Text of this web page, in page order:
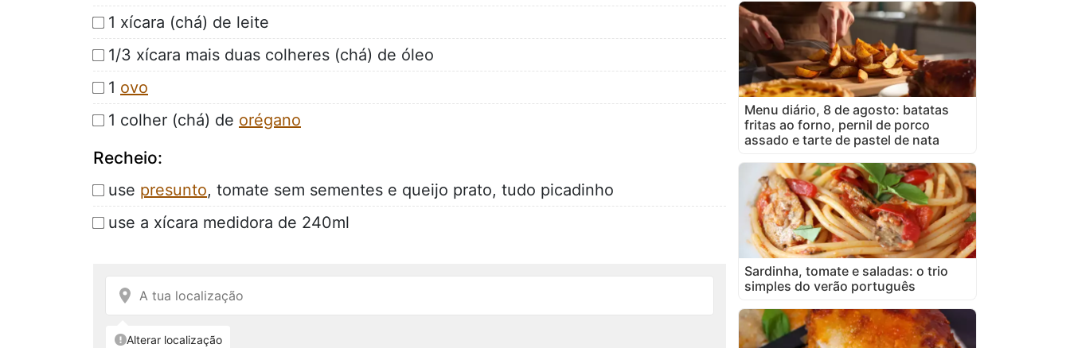
1 xícara (chá) de leite
1/3 xícara mais duas colheres (chá) de óleo
1 ovo
1 colher (chá) de orégano
Recheio:
use presunto, tomate sem sementes e queijo prato, tudo picadinho
use a xícara medidora de 240ml
Menu diário, 8 de agosto: batatas
fritas ao forno, pernil de porco
assado e tarte de pastel de nata
Sardinha, tomate e saladas: o trio
simples do verão português